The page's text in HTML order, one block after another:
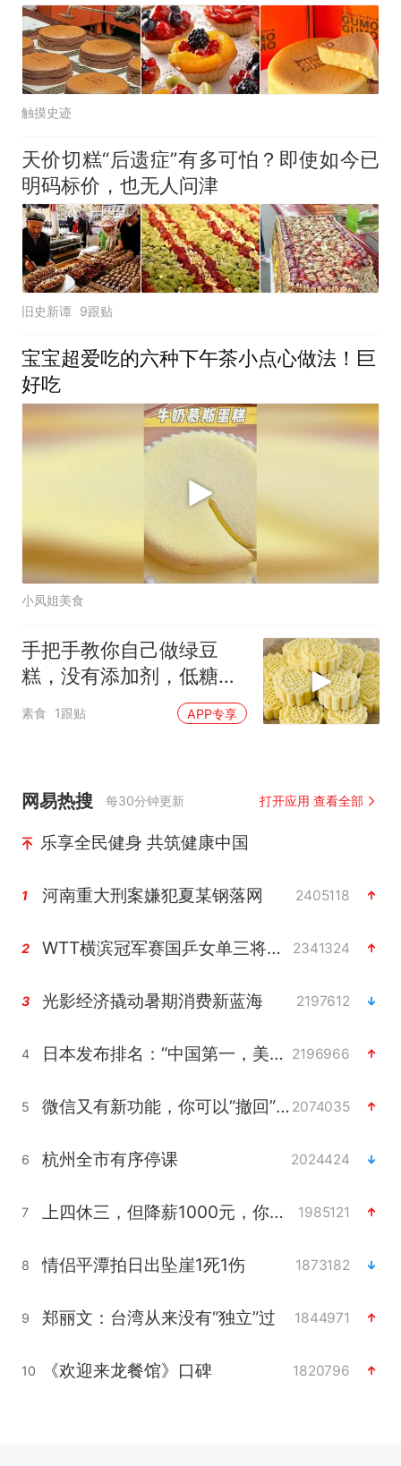
触摸史迹
天价切糕“后遗症”有多可怕？即使如今已
明码标价，也无人问津
旧史新谭 9跟贴
宝宝超爱吃的六种下午茶小点心做法！巨
好吃
小凤姐美食
手把手教你自己做绿豆
糕，没有添加剂，低糖少
油，清甜解暑很细腻
素食 1跟贴 APP专享
网易热搜 每30分钟更新 打开应用 查看全部
乐享全民健身 共筑健康中国
1 河南重大刑案嫌犯夏某钢落网 2405118
2 WTT横滨冠军赛国乒女单三将晋级四强 2341324
3 光影经济撬动暑期消费新蓝海 2197612
4 日本发布排名：“中国第一，美日德韩英法居后” 2196966
5 微信又有新功能，你可以“撤回”你的撤回了！ 2074035
6 杭州全市有序停课 2024424
7 上四休三，但降薪1000元，你接受吗？ 1985121
8 情侣平潭拍日出坠崖1死1伤 1873182
9 郑丽文：台湾从来没有“独立”过 1844971
10 《欢迎来龙餐馆》口碑 1820796